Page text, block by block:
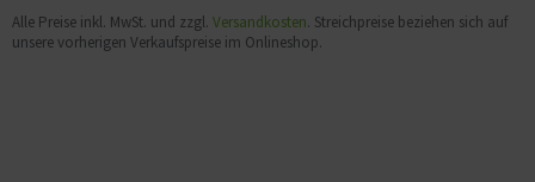
Alle Preise inkl. MwSt. und zzgl. Versandkosten. Streichpreise beziehen sich auf
unsere vorherigen Verkaufspreise im Onlineshop.